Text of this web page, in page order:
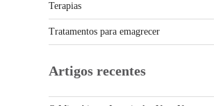
Terapias
Tratamentos para emagrecer
Artigos recentes